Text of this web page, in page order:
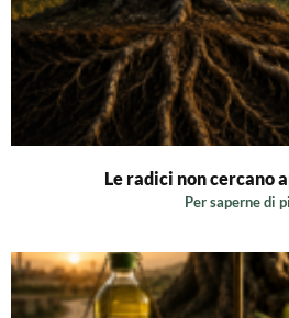
Le radici non cercano
Per saperne di